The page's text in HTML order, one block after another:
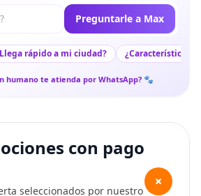
Preguntarle a Max
rápido a mi ciudad? ¿Características
humano te atienda por WhatsApp? 🐾
con pago
seleccionados por nuestro
+